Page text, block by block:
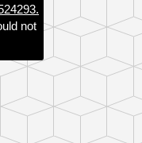
not